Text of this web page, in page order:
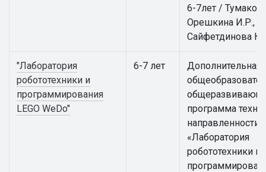
6-7лет /
Орешкина И.Р.,
Сайфетдинова
"Лаборатория
робототехники и
программирования
LEGO WeDo"
6-7 лет
Дополнительная
программа
направленности
«Лаборатория
робототехники и